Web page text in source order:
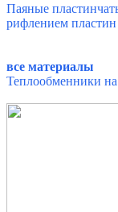
Паяные
рифлением
все материалы
Теплообменники